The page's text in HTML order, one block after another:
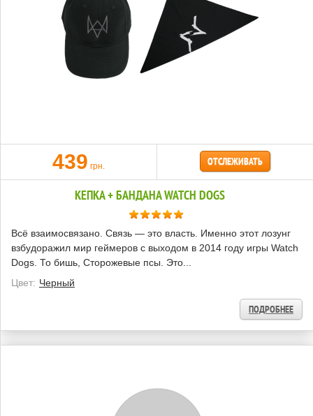
439 грн. ОТСЛЕЖИВАТЬ
КЕПКА + БАНДАНА WATCH DOGS
Всё взаимосвязано. Связь — это власть. Именно этот лозунг
взбудоражил мир геймеров с выходом в 2014 году игры Watch
Dogs. То бишь, Сторожевые псы. Это...
Цвет: Черный
ПОДРОБНЕЕ